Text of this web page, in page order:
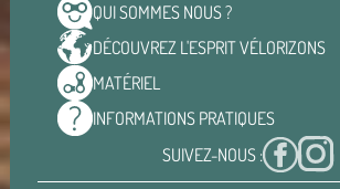
QUI SOMMES NOUS ?
DÉCOUVREZ L'ESPRITVÉLORIZONS
MATÉRIEL
INFORMATIONS PRATIQUES
SUIVEZ-NOUS :